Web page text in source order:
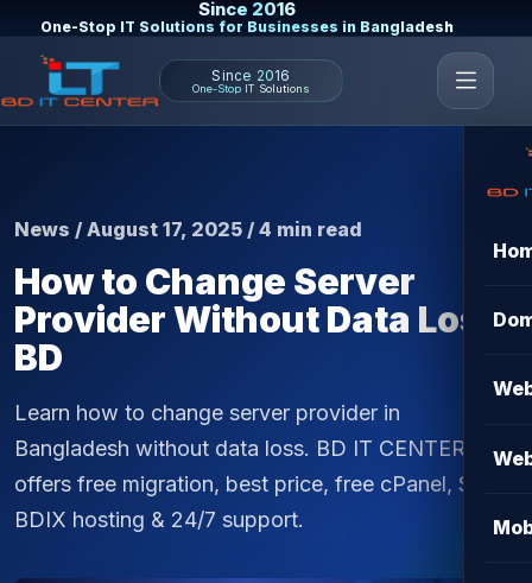
Since 2016
One-Stop IT Solutions for Businesses in Bangladesh
Since 2016
One-Stop IT Solutions
News / August 17, 2025 / 4 min read
How to Change Server
Provider Without Data Loss
BD
Learn how to change server provider in
Bangladesh without data loss. BD IT CENTER
offers free migration, best price, free cPanel, SSL,
BDIX hosting & 24/7 support.